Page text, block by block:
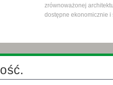
zrównoważonej
dostępne ekonomicznie i